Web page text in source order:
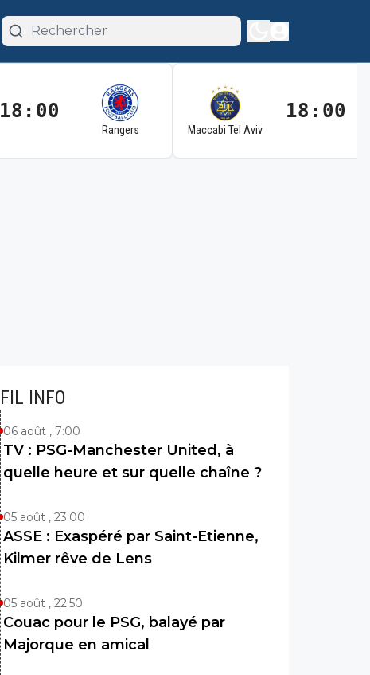
18:00
Rangers Maccabi Tel Aviv
18:00
FIL INFO
06 août , 7:00
TV : PSG-Manchester United, à
quelle heure et sur quelle chaîne ?
05 août , 23:00
ASSE : Exaspéré par Saint-Etienne,
Kilmer rêve de Lens
05 août , 22:50
Couac pour le PSG, balayé par
Majorque en amical